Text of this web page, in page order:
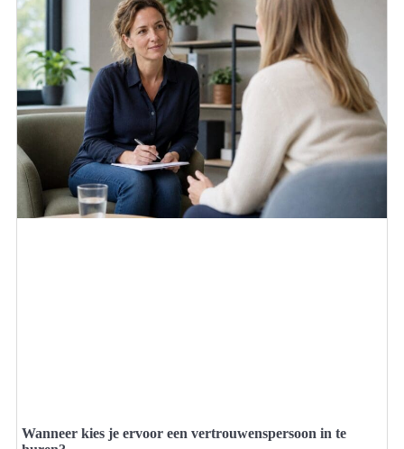
Wanneer kies je ervoor een vertrouwenspersoon in te